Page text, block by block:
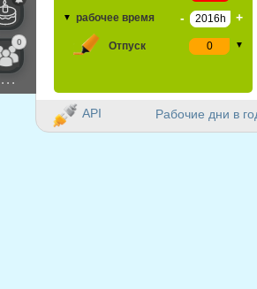
▼ рабочее время - +
Отпуск ▼
0
...
Рабочие дни в
API